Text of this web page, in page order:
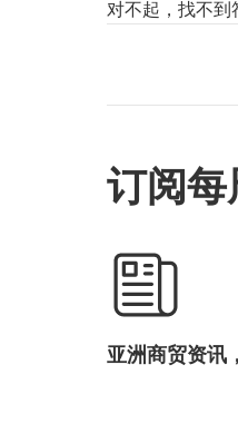
对不起，找不到
订阅每
亚洲商贸资讯